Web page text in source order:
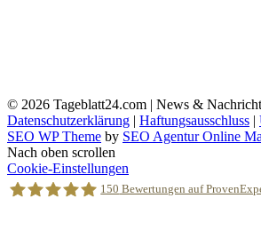
© 2026 Tageblatt24.com | News &
Datenschutzerklärung | Haftungsausschluss |
SEO WP Theme by SEO Agentur Online
Nach oben scrollen
Cookie-Einstellungen
150 Bewertungen auf